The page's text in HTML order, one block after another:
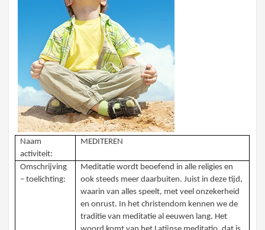
Naam
activiteit:
MEDITEREN
Omschrijving
– toelichting:
Meditatie wordt beoefend in alle religies en
ook steeds meer daarbuiten. Juist in deze tijd,
waarin van alles speelt, met veel onzekerheid
en onrust. In het christendom kennen we de
traditie van meditatie al eeuwen lang. Het